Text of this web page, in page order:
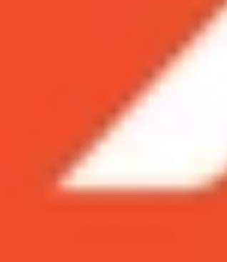
Xem nhanh Ẩn
1MacBook Air M2 sẽ
MacBook Air M2 sẽ
Ngay sau khi vừa ra mắt,